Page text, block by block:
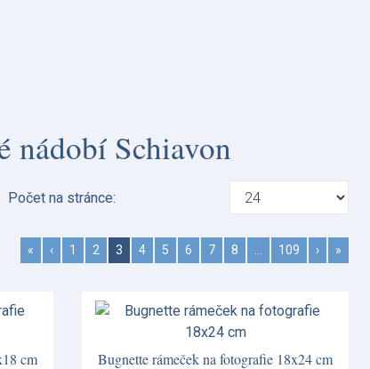
Schiavon
Počet na stránce:
« ‹ 1 2 3 4 5 6 7 8 109 › »
cm Bugnette rámeček na fotografie 18x24 cm